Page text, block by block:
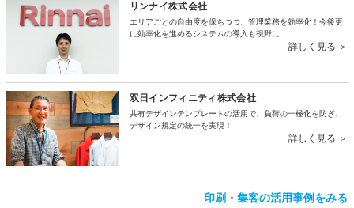
リンナイ株式会社
エリアごとの自由度を保ちつつ、管理業務を効率化！今後更
に効率化を進めるシステムの導入も視野に
詳しく見る ＞
双日インフィニティ株式会社
共有デザインテンプレートの活用で、負荷の一極化を防ぎ、
デザイン規定の統一を実現！
詳しく見る ＞
印刷・集客の活用事例をみる